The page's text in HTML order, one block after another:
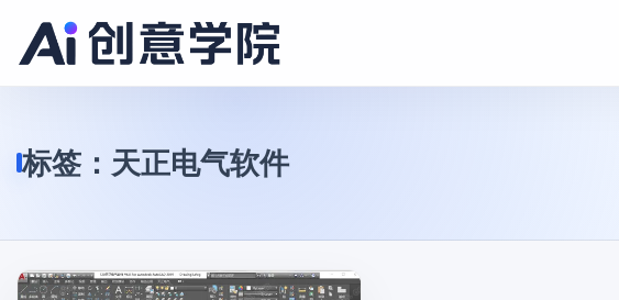
标签： 天正电气软件